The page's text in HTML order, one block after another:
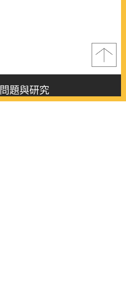
題與研究
this journal